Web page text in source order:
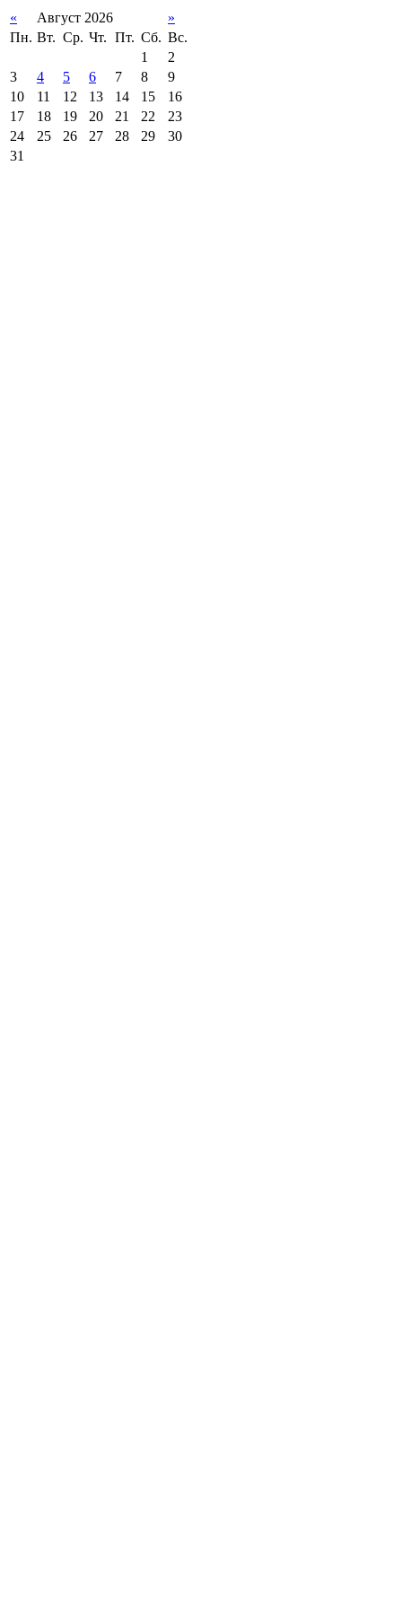
« Август 2026
»
Пн. Вт. Ср. Чт. Пт. Сб. Вс.
1
2
3
4 5 6 7 8
9
10
11 12 13 14 15
16
17
18 19 20 21 22
23
24
25 26 27 28 29
30
31